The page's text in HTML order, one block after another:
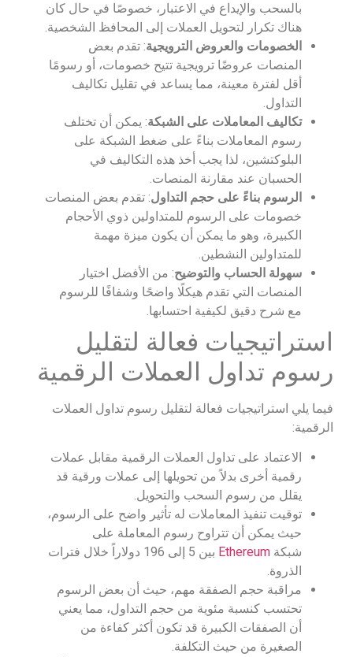
بالسحب والإيداع في الاعتبار، خصوصًا في حال كان
هناك تكرار لتحويل العملات إلى المحافظ الشخصية.
الخصومات والعروض الترويجية: تقدم بعض
المنصات عروضًا ترويجية تتيح خصومات، أو رسومًا
أقل لفترة معينة، مما يساعد في تقليل تكاليف
التداول.
تكاليف المعاملات على الشبكة: يمكن أن تختلف
رسوم المعاملات بناءً على ضغط الشبكة على
البلوكتشين، لذا يجب أخذ هذه التكاليف في
الحسبان عند مقارنة المنصات.
الرسوم بناءً على حجم التداول: تقدم بعض المنصات
خصومات على الرسوم للمتداولين ذوي الأحجام
الكبيرة، وهو ما يمكن أن يكون ميزة مهمة
للمتداولين النشطين.
سهولة الحساب والتوضيح: من الأفضل اختيار
المنصات التي تقدم هيكلًا واضحًا وشفافًا للرسوم
مع شرح دقيق لكيفية احتسابها.
استراتيجيات فعالة لتقليل
رسوم تداول العملات الرقمية
فيما يلي استراتيجيات فعالة لتقليل رسوم تداول العملات
الرقمية:
الاعتماد على تداول العملات الرقمية مقابل عملات
رقمية أخرى بدلاً من تحويلها إلى عملات ورقية قد
يقلل من رسوم السحب والتحويل.
توقيت تنفيذ المعاملات له تأثير واضح على الرسوم،
حيث يمكن أن تتراوح رسوم المعاملة على
شبكة Ethereum
بين 5 إلى 196 دولاراً خلال فترات
الذروة.
مراقبة حجم الصفقة مهم، حيث أن بعض الرسوم
تحتسب كنسبة مئوية من حجم التداول، مما يعني
أن الصفقات الكبيرة قد تكون أكثر كفاءة من
الصغيرة من حيث التكلفة.